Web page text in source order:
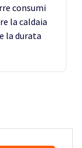
consumi
la caldaia
la durata